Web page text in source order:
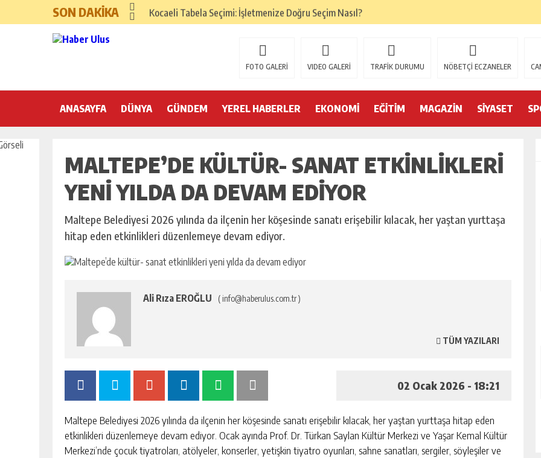
SON DAKİKA
Kocaeli Tabela Seçimi: İşletmenize Doğru Seçim Nasıl?
Hızlı Okuma Alışkanlığı Akademik Başarıyı Nasıl Etkiler?
Nilüfer Belediyesi yönetim sistemi belgelerini yeniledi
Yeni Yıla Pozitif Başlama Yöntemleri
FOTO GALERİ VIDEO GALERİ TRAFİK DURUMU NÖBETÇİ ECZANELER
ANASAYFA DÜNYA GÜNDEM YEREL HABERLER EKONOMİ EĞİTİM MAGAZİN SİYASET
MALTEPE’DE KÜLTÜR- SANAT ETKINLIKLERI
YENI YILDA DA DEVAM EDIYOR
Maltepe Belediyesi 2026 yılında da ilçenin her köşesinde sanatı erişebilir kılacak, her yaştan yurttaşa
hitap eden etkinlikleri düzenlemeye devam ediyor.
Ali Rıza EROĞLU ( info@haberulus.com.tr )
TÜM YAZILARI
02 Ocak 2026 - 18:21
Maltepe Belediyesi 2026 yılında da ilçenin her köşesinde sanatı erişebilir kılacak, her yaştan yurttaşa hitap eden
etkinlikleri düzenlemeye devam ediyor. Ocak ayında Prof. Dr. Türkan Saylan Kültür Merkezi ve Yaşar Kemal Kültür
Merkezi’nde çocuk tiyatroları, atölyeler, konserler, yetişkin tiyatro oyunları, sahne sanatları, sergiler, söyleşiler ve